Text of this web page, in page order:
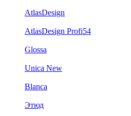
AtlasDesign
AtlasDesign Profi54
Glossa
Unica New
Blanca
Этюд